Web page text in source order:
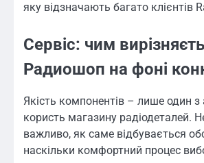
яку відзначають багато клієнтів
Сервіс: чим
Радиошоп на фоні
Якість компонентів – лише один з
користь магазину радіодеталей.
важливо, як саме відбувається
наскільки комфортний процес